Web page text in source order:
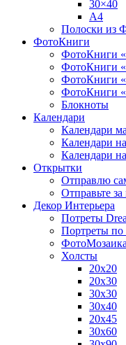
30×40
A4
Полоски из
ФотоКниги
ФотоКниги
ФотоКниги
ФотоКниги
ФотоКниги
Блокноты
Календари
Календари
Календари
Календари
Открытки
Отправлю
Отправьте
Декор Интерьера
Потреты
Портреты по
ФотоМозаика
Холсты
20х20
20х30
30х30
30х40
20х45
30х60